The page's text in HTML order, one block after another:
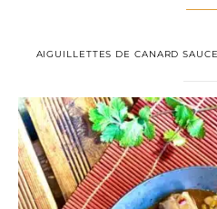
AIGUILLETTES DE CANARD